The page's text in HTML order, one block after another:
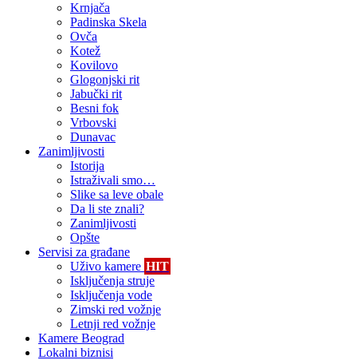
Krnjača
Padinska Skela
Ovča
Kotež
Kovilovo
Glogonjski rit
Jabučki rit
Besni fok
Vrbovski
Dunavac
Zanimljivosti
Istorija
Istraživali smo…
Slike sa leve obale
Da li ste znali?
Zanimljivosti
Opšte
Servisi za građane
Uživo kamere HIT
Isključenja struje
Isključenja vode
Zimski red vožnje
Letnji red vožnje
Kamere Beograd
Lokalni biznisi